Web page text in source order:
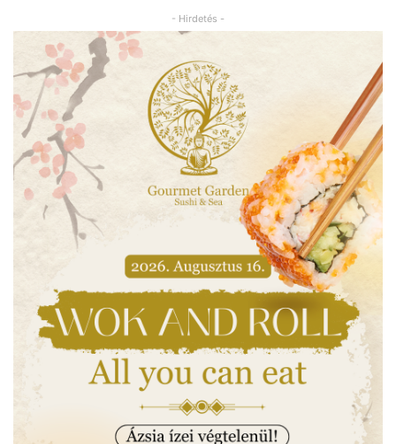
- Hirdetés -